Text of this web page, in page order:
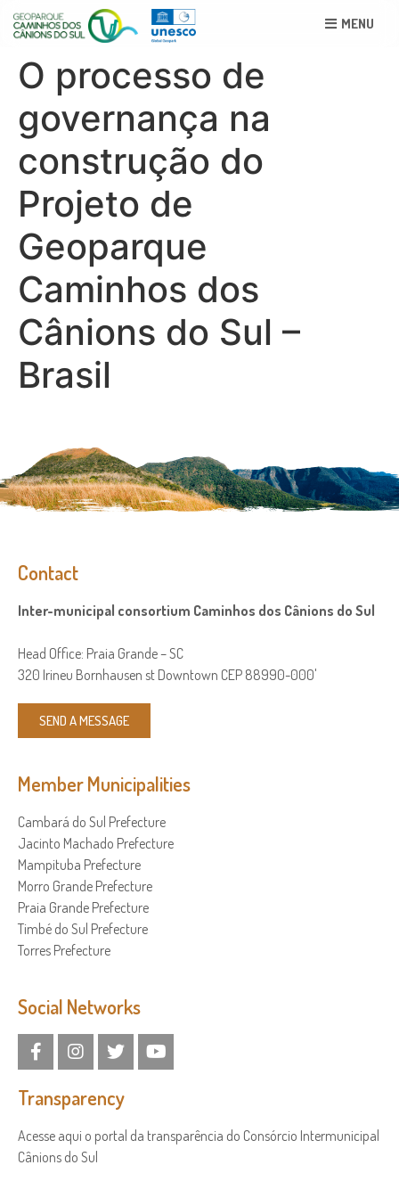
MENU
O processo de
governança na
construção do
Projeto de
Geoparque
Caminhos dos
Cânions do Sul –
Brasil
Contact
Inter-municipal consortium Caminhos dos Cânions do Sul
Head Office: Praia Grande – SC
320 Irineu Bornhausen st Downtown CEP 88990-000'
SEND A MESSAGE
Member Municipalities
Cambará do Sul Prefecture
Jacinto Machado Prefecture
Mampituba Prefecture
Morro Grande Prefecture
Praia Grande Prefecture
Timbé do Sul Prefecture
Torres Prefecture
Social Networks
Transparency
Acesse aqui o portal da transparência do Consórcio Intermunicipal
Cânions do Sul